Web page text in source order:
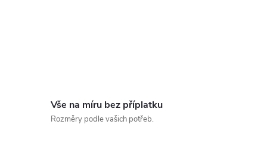
Vše na míru bez příplatku
Rozměry podle vašich potřeb.